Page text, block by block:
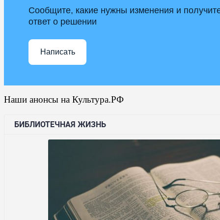
Сообщите, какие нужны изменения и
ответ о решении
Написать
Наши анонсы на Культура.РФ